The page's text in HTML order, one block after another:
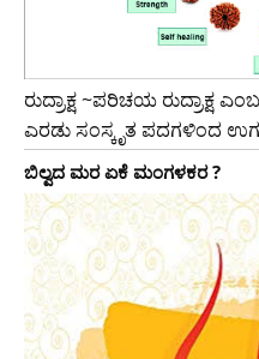
ರುದ್ರಾಕ್ಷ ~ಪರಿಚಯ ರುದ್ರಾಕ್ಷ
ಎರಡು ಸಂಸ್ಕೃತ ಪದಗಳಿಂದ
ಬಿಲ್ವದ ಮರ ಏಕೆ ಮಂಗಳಕರ ?